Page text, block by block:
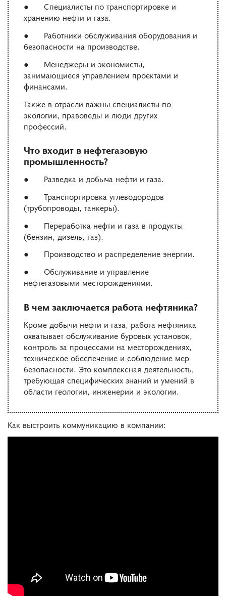
● Специалисты по транспортировке и
хранению нефти и газа.
● Работники обслуживания оборудования и
безопасности на производстве.
● Менеджеры и экономисты,
занимающиеся управлением проектами и
финансами.
Также в отрасли важны специалисты по
экологии, правоведы и люди других
профессий.
Что входит в нефтегазовую
промышленность?
● Разведка и добыча нефти и газа.
● Транспортировка углеводородов
(трубопроводы, танкеры).
● Переработка нефти и газа в продукты
(бензин, дизель, газ).
● Производство и распределение энергии.
● Обслуживание и управление
нефтегазовыми месторождениями.
В чем заключается работа нефтяника?
Кроме добычи нефти и газа, работа нефтяника
охватывает обслуживание буровых установок,
контроль за процессами на месторождениях,
техническое обеспечение и соблюдение мер
безопасности. Это комплексная деятельность,
требующая специфических знаний и умений в
области геологии, инженерии и экологии.
Как выстроить коммуникацию в компании: